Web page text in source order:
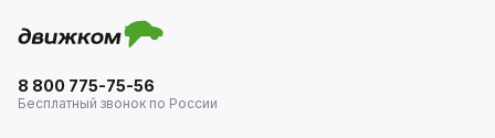
8 800 775-75-56
Бесплатный звонок по России